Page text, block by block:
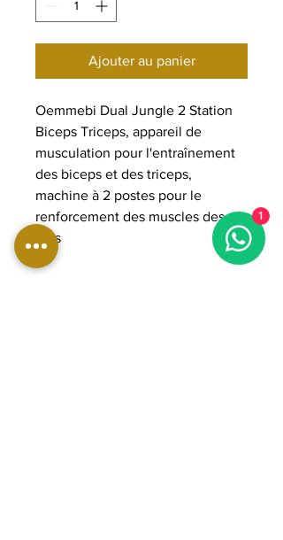
Ajouter au panier
Oemmebi Dual Jungle 2 Station
Biceps Triceps, appareil de
musculation pour l'entraînement
des biceps et des triceps,
machine à 2 postes pour le
renforcement des muscles des
bras
1